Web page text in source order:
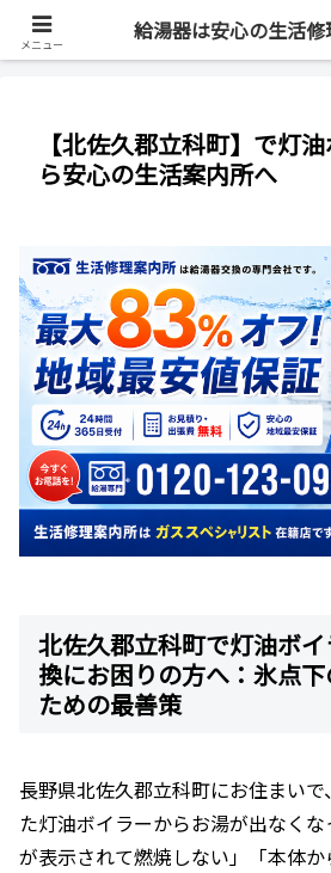
最短即日・全国対応・最大
【北佐久郡立科町】で灯
ら安心の生活案内所へ
北佐久郡立科町で灯油ボ
換にお困りの方へ：氷点
ための最善策
長野県北佐久郡立科町にお住まい
た灯油ボイラーからお湯が出なく
が表示されて燃焼しない」「本体か
メニュー
給湯器は安心の生活